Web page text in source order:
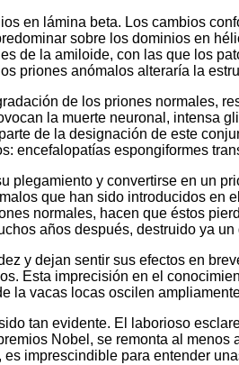
en lámina beta. Los cambios
sobre los dominios en
de la amiloide, con las que los
priones anómalos alteraría la
de los priones normales,
la muerte neuronal, intensa
de la designación de este
encefalopatías espongiformes
plegamiento y convertirse en un
que han sido introducidos
normales, hacen que éstos
años después, destruido ya
y dejan sentir sus efectos en
Esta imprecisión en el
la vacas locas oscilen
tan evidente. El laborioso
Nobel, se remonta al
imprescindible para entender